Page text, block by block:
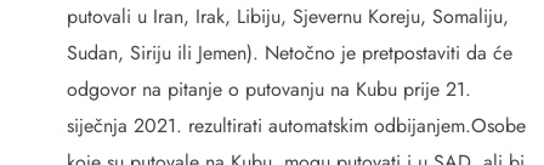
putovali u Iran, Irak, Libiju, Sjevernu Koreju, Somaliju,
Sudan, Siriju ili Jemen). Netočno je pretpostaviti da će
odgovor na pitanje o putovanju na Kubu prije 21.
siječnja 2021. rezultirati automatskim odbijanjem.Osobe